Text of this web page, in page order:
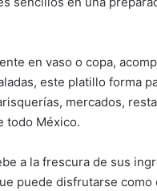
en vaso o copa,
este platillo forma
mercados,
todo México.
a la frescura de sus
puede disfrutarse como